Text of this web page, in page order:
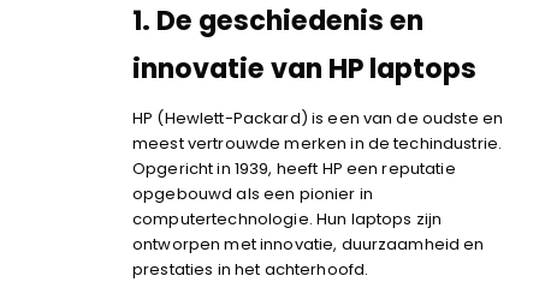
1. De geschiedenis en
innovatie van HP laptops
HP (Hewlett-Packard) is een van de oudste en
meest vertrouwde merken in de techindustrie.
Opgericht in 1939, heeft HP een reputatie
opgebouwd als een pionier in
computertechnologie. Hun laptops zijn
ontworpen met innovatie, duurzaamheid en
prestaties in het achterhoofd.